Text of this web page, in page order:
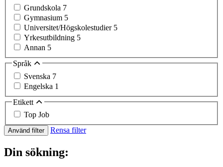
Grundskola 7
Gymnasium 5
Universitet/Högskolestudier 5
Yrkesutbildning 5
Annan 5
Språk
Svenska 7
Engelska 1
Etikett
Top Job
Använd filter Rensa filter
Din sökning: